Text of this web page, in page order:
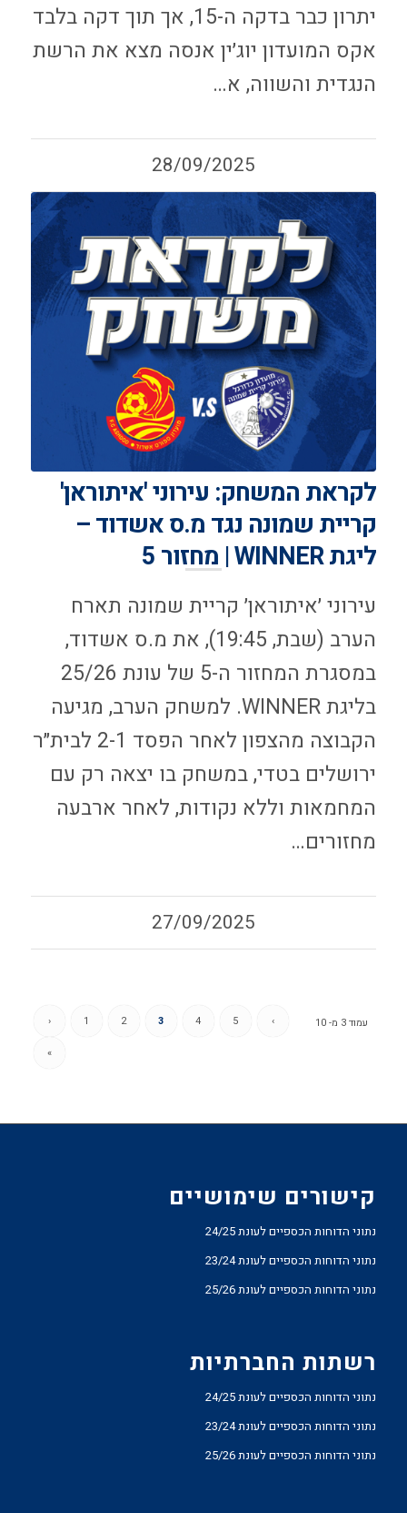
יתרון כבר בדקה ה-15, אך תוך דקה בלבד
אקס המועדון יוג׳ין אנסה מצא את הרשת
הנגדית והשווה, א…
28/09/2025
לקראת המשחק: עירוני 'איתוראן'
קריית שמונה נגד מ.ס אשדוד –
ליגת WINNER | מחזור 5
עירוני ׳איתוראן׳ קריית שמונה תארח
הערב (שבת, 19:45), את מ.ס אשדוד,
במסגרת המחזור ה-5 של עונת 25/26
בליגת WINNER. למשחק הערב, מגיעה
הקבוצה מהצפון לאחר הפסד 2-1 לבית״ר
ירושלים בטדי, במשחק בו יצאה רק עם
המחמאות וללא נקודות, לאחר ארבעה
מחזורים…
27/09/2025
עמוד 3 מ- 10 ‹ 1 2 3 4 5 ›
»
קישורים שימושיים
נתוני הדוחות הכספיים לעונת 24/25
נתוני הדוחות הכספיים לעונת 23/24
נתוני הדוחות הכספיים לעונת 25/26
רשתות החברתיות
נתוני הדוחות הכספיים לעונת 24/25
נתוני הדוחות הכספיים לעונת 23/24
נתוני הדוחות הכספיים לעונת 25/26